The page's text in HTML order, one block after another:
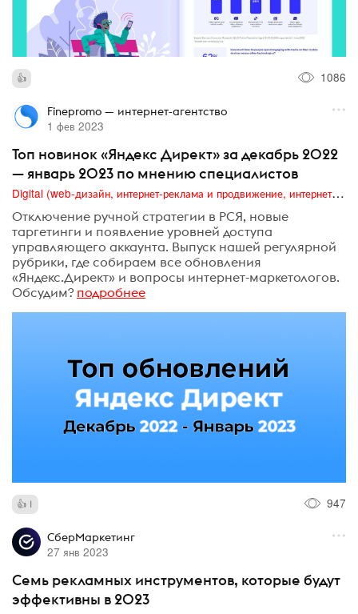
1086
Finepromo — интернет-агентство
1 фев 2023
Топ новинок «Яндекс Директ» за декабрь 2022
— январь 2023 по мнению специалистов
Digital (web-дизайн, интернет-реклама и продвижение, интернет-сообщества и блоги, интернет-коммуникации, мобильный маркетинг, реклама на цифровых экранах)
Отключение ручной стратегии в РСЯ, новые
таргетинги и появление уровней доступа
управляющего аккаунта. Выпуск нашей регулярной
рубрики, где собираем все обновления
«Яндекс.Директ» и вопросы интернет-маркетологов.
Обсудим? подробнее
1 947
СберМаркетинг
27 янв 2023
Семь рекламных инструментов, которые будут
эффективны в 2023